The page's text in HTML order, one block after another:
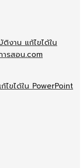
ขได้ใน PowerPoint